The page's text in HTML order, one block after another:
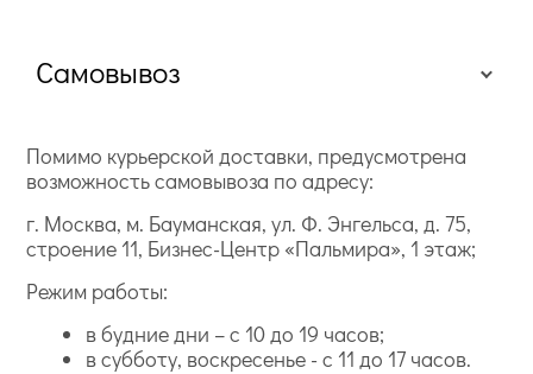
Самовывоз
Помимо курьерской доставки, предусмотрена
возможность самовывоза по адресу:
г. Москва, м. Бауманская, ул. Ф. Энгельса, д. 75,
строение 11, Бизнес-Центр «Пальмира», 1 этаж;
Режим работы:
в будние дни – с 10 до 19 часов;
в субботу, воскресенье - с 11 до 17 часов.